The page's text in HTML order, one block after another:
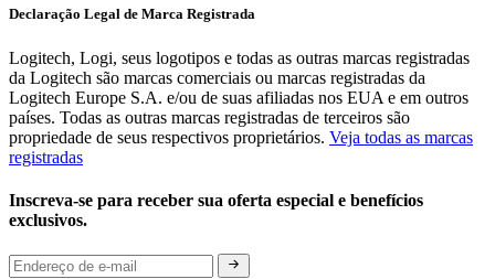
Declaração Legal de Marca Registrada
Logitech, Logi, seus logotipos e todas as outras marcas registradas
da Logitech são marcas comerciais ou marcas registradas da
Logitech Europe S.A. e/ou de suas afiliadas nos EUA e em outros
países. Todas as outras marcas registradas de terceiros são
propriedade de seus respectivos proprietários. Veja todas as marcas
registradas
Inscreva-se para receber sua oferta especial e benefícios
exclusivos.